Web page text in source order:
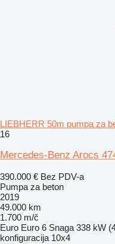
LIEBHERR 50m pumpa za
16
Mercedes-Benz Arocs
390.000 € Bez PDV-a
Pumpa za beton
2019
49.000 km
1.700 m/č
Euro Euro 6 Snaga 338 kW
konfiguracija 10x4